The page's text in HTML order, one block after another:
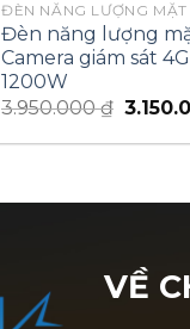
Đèn năng lượng
Camera giám sát
1200W
3.950.000₫
VỀ